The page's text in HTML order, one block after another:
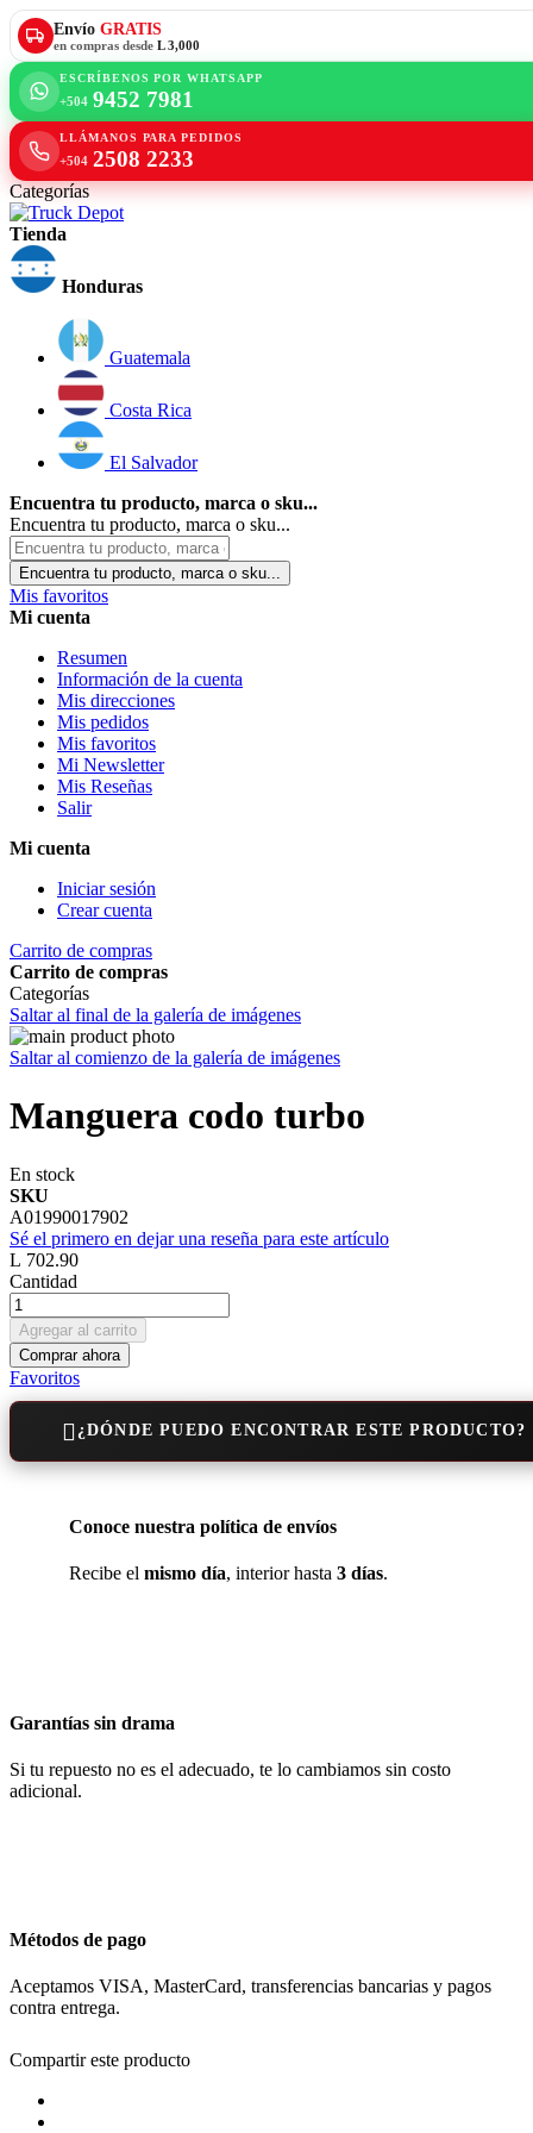
Envío GRATIS
en compras desde L 3,000
ESCRÍBENOS POR WHATSAPP
+504 9452 7981
LLÁMANOS PARA PEDIDOS
+504 2508 2233
Categorías
Tienda
Honduras
Guatemala
Costa Rica
El Salvador
Encuentra tu producto, marca o sku...
Encuentra tu producto, marca o sku...
Encuentra tu producto, marca o sku...
Mis favoritos
Mi cuenta
Resumen
Información de la cuenta
Mis direcciones
Mis pedidos
Mis favoritos
Mi Newsletter
Mis Reseñas
Salir
Mi cuenta
Iniciar sesión
Crear cuenta
Carrito de compras
Carrito de compras
Categorías
Saltar al final de la galería de imágenes
Saltar al comienzo de la galería de imágenes
Manguera codo turbo
En stock
SKU
A01990017902
Sé el primero en dejar una reseña para este artículo
L 702.90
Cantidad
Agregar al carrito
Comprar ahora
Favoritos
¿DÓNDE PUEDO ENCONTRAR ESTE PRODUCTO?
Conoce nuestra política de envíos
Recibe el mismo día, interior hasta 3 días.
Garantías sin drama
Si tu repuesto no es el adecuado, te lo cambiamos sin costo
adicional.
Métodos de pago
Aceptamos VISA, MasterCard, transferencias bancarias y pagos
contra entrega.
Compartir este producto